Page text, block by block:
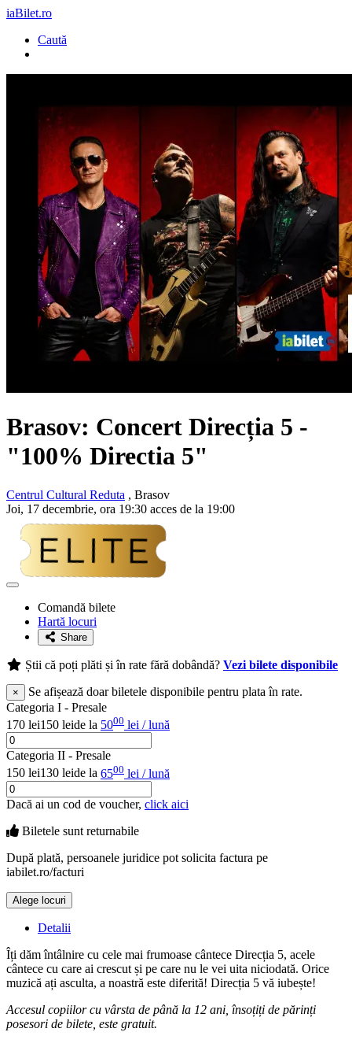
iaBilet.ro
Caută
Brasov: Concert Direcția 5 -
"100% Directia 5"
Centrul Cultural Reduta , Brasov
Joi, 17 decembrie, ora 19:30 acces de la 19:00
Adaugă
favoriteComandă bilete
Hartă locuri
Share
Știi că poți plăti și în rate fără dobândă? Vezi bilete disponibile
×
Se afișează doar biletele disponibile pentru plata în rate.
Categoria I - Presale
170 lei150 leide la 5000 lei / lună
Categoria II - Presale
150 lei130 leide la 6500 lei / lună
Dacă ai un cod de voucher, click aici
Biletele sunt returnabile
După plată, persoanele juridice pot solicita factura pe
iabilet.ro/facturi
Alege locuri
Detalii
Îți dăm întâlnire cu cele mai frumoase cântece Direcția 5, acele
cântece cu care ai crescut și pe care nu le vei uita niciodată. Orice
muzică ați asculta, a noastră este diferită! Direcția 5 vă iubește!
Accesul copiilor cu vârsta de până la 12 ani, însoțiți de părinți
posesori de bilete, este gratuit.